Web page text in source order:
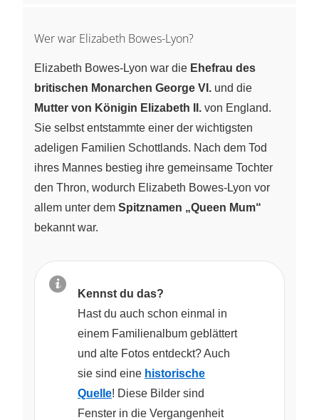
Wer war Elizabeth Bowes-Lyon?
Elizabeth Bowes-Lyon war die Ehefrau des
britischen Monarchen George VI. und die
Mutter von Königin Elizabeth II. von England.
Sie selbst entstammte einer der wichtigsten
adeligen Familien Schottlands. Nach dem Tod
ihres Mannes bestieg ihre gemeinsame Tochter
den Thron, wodurch Elizabeth Bowes-Lyon vor
allem unter dem Spitznamen „Queen Mum“
bekannt war.
Kennst du das?
Hast du auch schon einmal in
einem Familienalbum geblättert
und alte Fotos entdeckt? Auch
sie sind eine historische
Quelle! Diese Bilder sind
Fenster in die Vergangenheit